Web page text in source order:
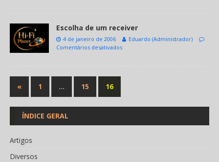
Escolha de um receiver
4 de janeiro de 2006
Eduardo (Administrador)
Comentários desativados
« 1 … 15 16
ÍNDICE GERAL
Artigos
Diversos